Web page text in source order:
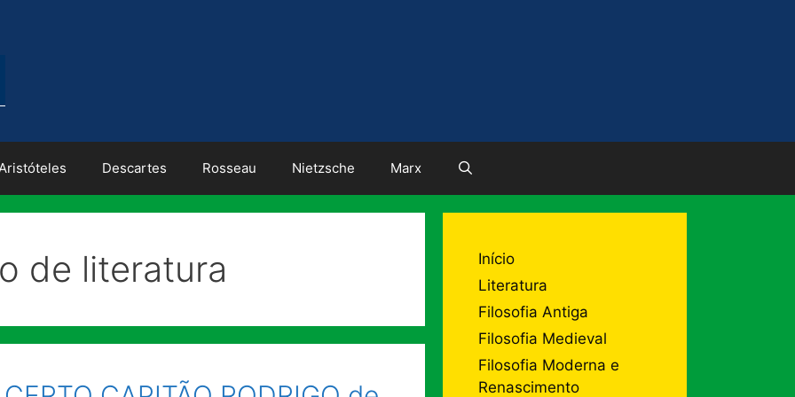
Descartes Rosseau Nietzsche Marx
de literatura
Início
Literatura
Filosofia Antiga
Filosofia Medieval
Filosofia Moderna e
Renascimento